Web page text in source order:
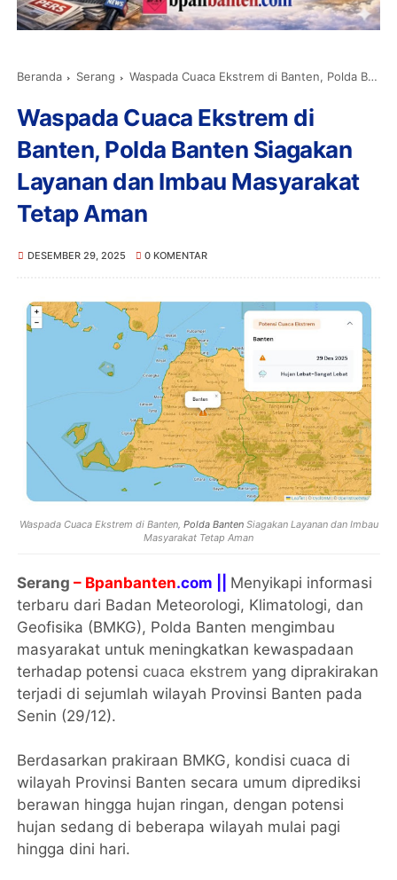
Beranda Serang Waspada Cuaca Ekstrem di Banten, Polda Banten Siagakan Layanan dan Imbau Masyarakat Tetap Aman
Waspada Cuaca Ekstrem di
Banten, Polda Banten Siagakan
Layanan dan Imbau Masyarakat
Tetap Aman
DESEMBER 29, 2025 0 KOMENTAR
Waspada Cuaca Ekstrem di Banten, Polda BantenSiagakan Layanan dan Imbau
Masyarakat Tetap Aman
Serang – Bpanbanten.com || Menyikapi informasi
terbaru dari Badan Meteorologi, Klimatologi, dan
Geofisika (BMKG), Polda Banten mengimbau
masyarakat untuk meningkatkan kewaspadaan
terhadap potensi cuaca ekstrem yang diprakirakan
terjadi di sejumlah wilayah Provinsi Banten pada
Senin (29/12).
Berdasarkan prakiraan BMKG, kondisi cuaca di
wilayah Provinsi Banten secara umum diprediksi
berawan hingga hujan ringan, dengan potensi
hujan sedang di beberapa wilayah mulai pagi
hingga dini hari.